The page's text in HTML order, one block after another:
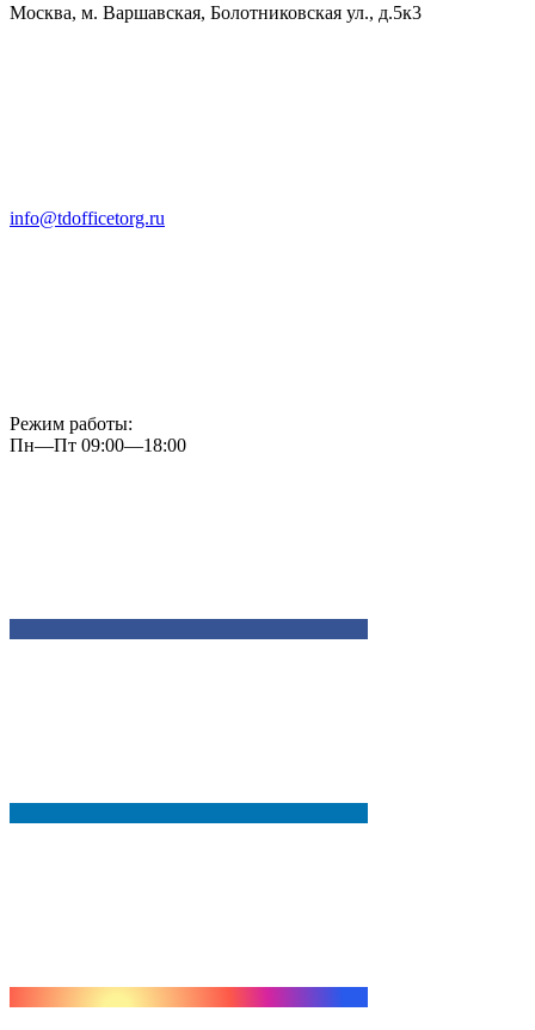
Москва, м. Варшавская, Болотниковская ул., д.5к3
info@tdofficetorg.ru
Режим работы:
Пн—Пт 09:00—18:00